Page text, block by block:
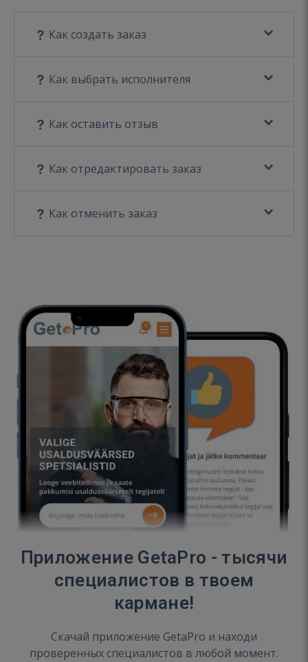
Как создать заказ
Как выбрать исполнителя
Как оставить отзыв
Как отредактировать заказ
Как отменить заказ
Приложение GetaPro - тысячи
специалистов в твоем
кармане!
Скачай приложение GetaPro и находи
проверенных специалистов в любой момент.